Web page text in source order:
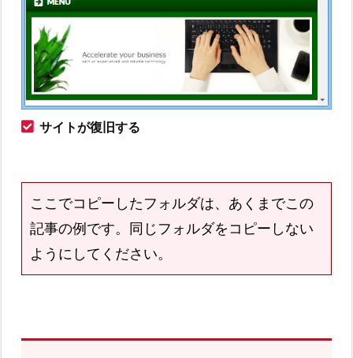
サイトが復旧する
ここでコピーしたフォルダは、あくまでこの
記事の例です。同じフォルダをコピーしない
ようにしてください。